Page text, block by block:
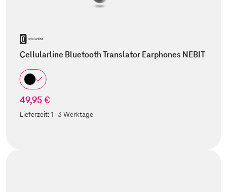
Cellularline Bluetooth Translator Earphones NEBIT
49,95 €
Lieferzeit:1-3 Werktage